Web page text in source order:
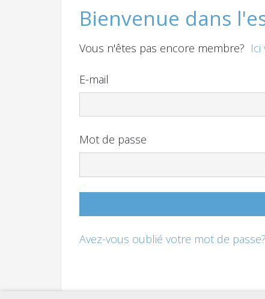
Bienvenue dans
Vous n'êtes pas encore membre? Ici
E-mail
Mot de passe
Avez-vous oublié votre mot de passe?